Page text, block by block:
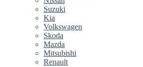
Suzuki
Kia
Volkswagen
Skoda
Mazda
Mitsubishi
Renault